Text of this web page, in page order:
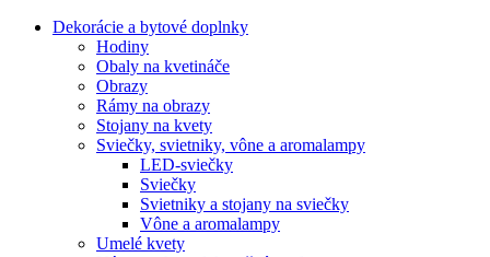
Dekorácie a bytové doplnky
Hodiny
Obaly na kvetináče
Obrazy
Rámy na obrazy
Stojany na kvety
Sviečky, svietniky, vône a aromalampy
LED-sviečky
Sviečky
Svietniky a stojany na sviečky
Vône a aromalampy
Umelé kvety